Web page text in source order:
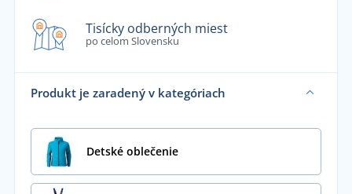
Tisícky odberných miest
po celom Slovensku
Produkt je zaradený v kategóriach
Detské oblečenie